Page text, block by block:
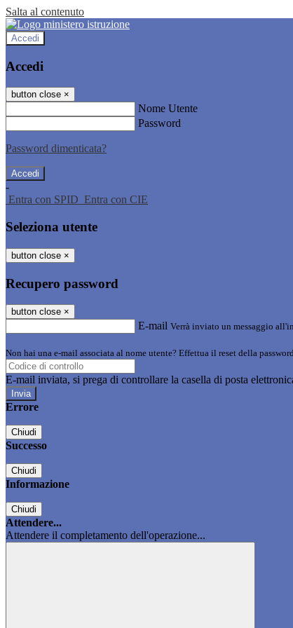
Salta al contenuto
Accedi
Accedi
button close ×
Nome Utente
Password
Password dimenticata?
-
Entra con SPID Entra con CIE
Seleziona utente
button close ×
Recupero password
button close ×
E-mail Verrà inviato un messaggio
Non hai una e-mail associata al nome utente? Effettua il reset della
E-mail inviata, si prega di controllare la casella di posta
Errore
Chiudi
Successo
Chiudi
Informazione
Chiudi
Attendere...
Attendere il completamento dell'operazione...